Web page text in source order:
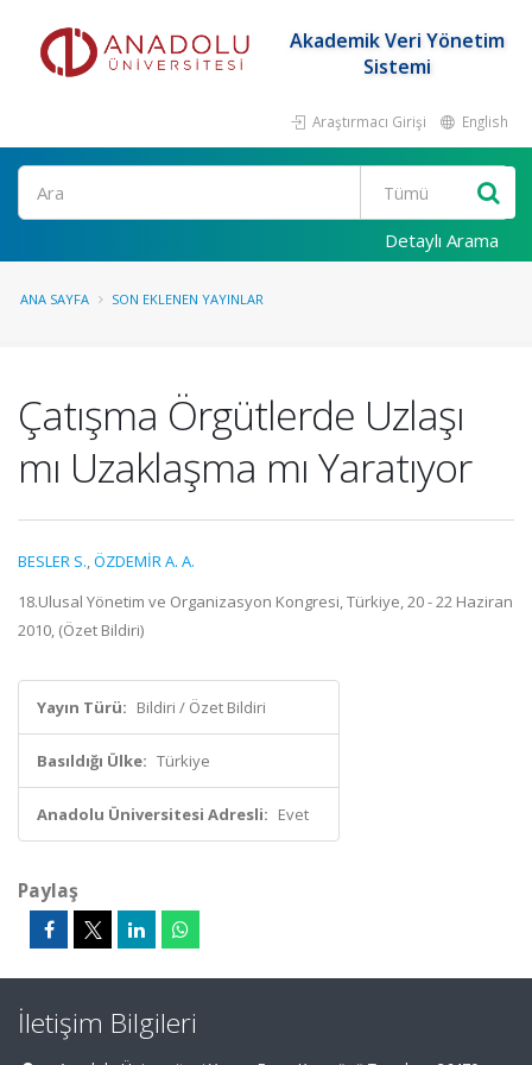
Akademik Veri Yönetim
Sistemi
Araştırmacı Girişi English
Ara
Detaylı Arama
ANA SAYFA SON EKLENEN YAYINLAR
Çatışma Örgütlerde Uzlaşı
mı Uzaklaşma mı Yaratıyor
BESLER S.,ÖZDEMİR A. A.
18.Ulusal Yönetim ve Organizasyon Kongresi, Türkiye, 20 - 22 Haziran
2010, (Özet Bildiri)
Yayın Türü: Bildiri / Özet Bildiri
Basıldığı Ülke: Türkiye
Anadolu Üniversitesi Adresli: Evet
Paylaş
İletişim Bilgileri